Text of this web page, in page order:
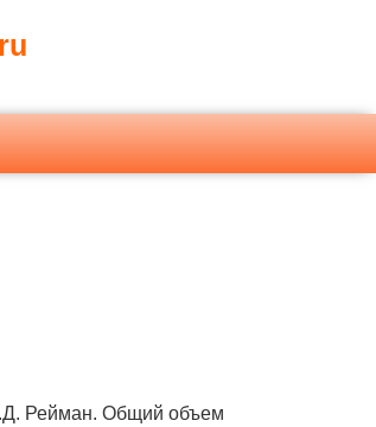
Рейман. Общий объем